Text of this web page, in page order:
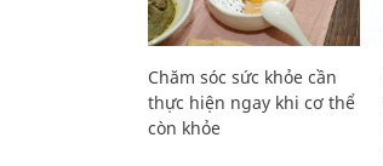
Chăm sóc sức khỏe cần
thực hiện ngay khi cơ thể
còn khỏe